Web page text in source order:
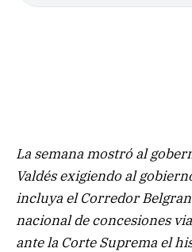
La semana mostró al
Valdés exigiendo al
incluya el Corredor
nacional de concesiones
ante la Corte Suprema el